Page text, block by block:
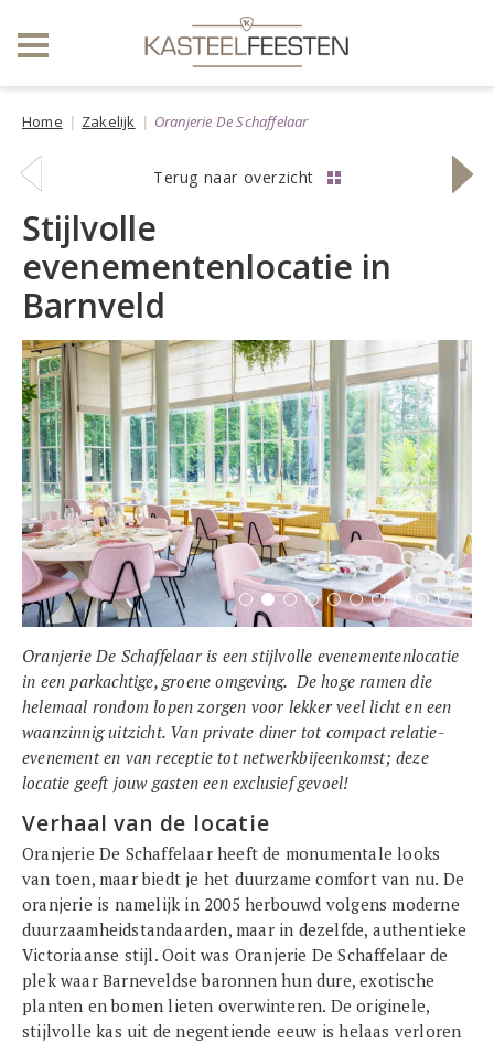
Home Zakelijk Oranjerie De Schaffelaar
vorige
locatie
Terug naar overzicht
Stijlvolle
evenementenlocatie in
Barnveld
Oranjerie De Schaffelaar is een stijlvolle evenementenlocatie
in een parkachtige, groene omgeving. De hoge ramen die
helemaal rondom lopen zorgen voor lekker veel licht en een
waanzinnig uitzicht. Van private diner tot compact relatie-
evenement en van receptie tot netwerkbijeenkomst; deze
locatie geeft jouw gasten een exclusief gevoel!
Verhaal van de locatie
Oranjerie De Schaffelaar heeft de monumentale looks
van toen, maar biedt je het duurzame comfort van nu. De
oranjerie is namelijk in 2005 herbouwd volgens moderne
duurzaamheidstandaarden, maar in dezelfde, authentieke
Victoriaanse stijl. Ooit was Oranjerie De Schaffelaar de
plek waar Barneveldse baronnen hun dure, exotische
planten en bomen lieten overwinteren. De originele,
stijlvolle kas uit de negentiende eeuw is helaas verloren